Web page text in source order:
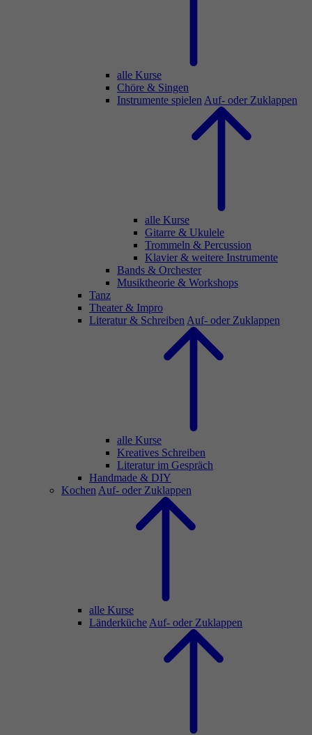
alle Kurse
Chöre & Singen
Instrumente spielen Auf- oder Zuklappen
alle Kurse
Gitarre & Ukulele
Trommeln & Percussion
Klavier & weitere Instrumente
Bands & Orchester
Musiktheorie & Workshops
Tanz
Theater & Impro
Literatur & Schreiben Auf- oder Zuklappen
alle Kurse
Kreatives Schreiben
Literatur im Gespräch
Handmade & DIY
Kochen Auf- oder Zuklappen
alle Kurse
Länderküche Auf- oder Zuklappen